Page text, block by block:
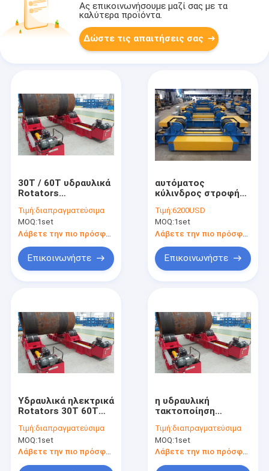
Ας επικοινωνήσουμε μαζί σας με τα
καλύτερα προϊόντα.
Δώστε τις απαιτήσεις σας
30T / 60T υδραυλικά
Rotators
σωλήνων κατάλληλα
επάνω τοποθετούν
σε δεξαμενή Rotator
για τον κύλινδρο
Τιμή:διαπραγματεύσιμα
MOQ:1set
Λάβετε την πιο πρόσφατη τιμή
Επικοινωνήστε
αυτόματος
κύλινδρος στροφής
60m/H 40t για το
δοχείο πίεσης
Τιμή:6200USD
MOQ:1set
Επικοινωνήστε
Υδραυλικά ηλεκτρικά
Rotators 30T 60T
κυκλική ραφή
Τιμή:διαπραγματεύσιμα
MOQ:1set
Λάβετε την πιο πρόσφατη τιμή
η υδραυλική
τακτοποίηση
πύργων αέρα 30T
6m/H τοποθετεί σε
δεξαμενή επάνω
Τιμή:διαπραγματεύσιμα
MOQ:1set
Λάβετε την πιο πρόσφατη τιμή